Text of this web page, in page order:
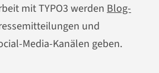
mit TYPO3 werden Blog-
und
Media-Kanälen geben.